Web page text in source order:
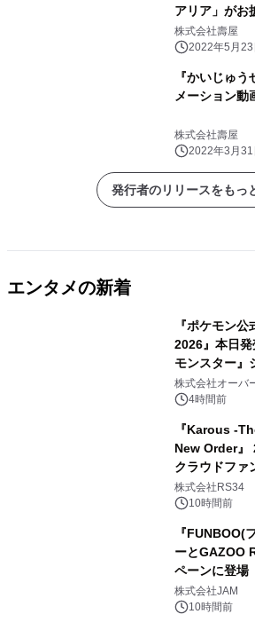
アリア」がお
デオやキャラ
るなど 最新情
株式会社壽屋
2022年5月
『かいじゅ
メーション動
株式会社壽屋
2022年3月
発行者のリリースをもっ
エンタメの新着
『ポケモン
2026』本日
モンスター』
た画集『ポケ
ルアートブッ
株式会社オーバ
4時間前
『Karous -
New Order』
クラウドファ
開始
株式会社RS34
10時間前
『FUNBOO(
ーとGAZOO
ペーンに登
GR 4車種の
メニューが展
株式会社JAM
10時間前